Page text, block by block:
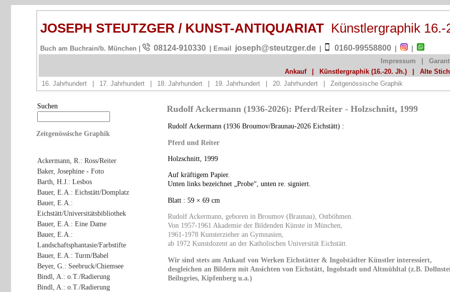
JOSEPH STEUTZGER / KUNST-ANTIQUARIAT Künstlergraphik 16.-
Buch am Buchrain/b. München | 08124-910330 | Email joseph@steutzger.de 0160-99558800
Impressum
Ankauf
Künstlergraphik (16.-20. Jh.)
Alte
16. Jahrhundert
17. Jahrhundert 18. Jahrhundert 19. Jahrhundert 20. Jahrhundert Zeitgenössische Graphik
Suchen
Zeitgenössische Graphik
Ackermann, R.: Ross/Reiter
Baker, Josephine - Foto
Barth, H.J.: Lesbos
Bauer, E.A.: Eichstätt/Domplatz
Bauer, E.A.:
Eichstätt/Universitätsbibliothek
Bauer, E.A.: Eine Dame
Bauer, E.A.:
Landschaftsphantasie/Farbstifte
Bauer, E.A.: Turm/Babel
Beyer, G.: Seebruck/Chiemsee
Bindl, A.: o.T./Radierung
Bindl, A.: o.T./Radierung
Rudolf Ackermann (1936-2026): Pferd/Reiter - Holzschnitt, 1999
Rudolf Ackermann (1936 Broumov/Braunau-2026 Eichstätt) :
Pferd und Reiter
Holzschnitt, 1999
Auf kräftigem Papier.
Unten links bezeichnet „Probe“, unten re. signiert.
Blatt : 59 × 69 cm
Rudolf Ackermann, geboren in Broumov (Braunau), Ostböhmen.
Von 1957-1961 Akademie der Bildenden Künste in München,
1961-1978 Kunsterzieher an Gymnasien,
ab 1972 Kunstdozent an der Katholischen Universität Eichstätt.
Wir sind stets am Ankauf von Werken Eichstätter & Ingolstädter Künstler interessiert,
desgleichen an Bildern mit Ansichten von Eichstätt, Ingolstadt und Altmühltal (z.B.
Beilngries, Kipfenberg u.a.)